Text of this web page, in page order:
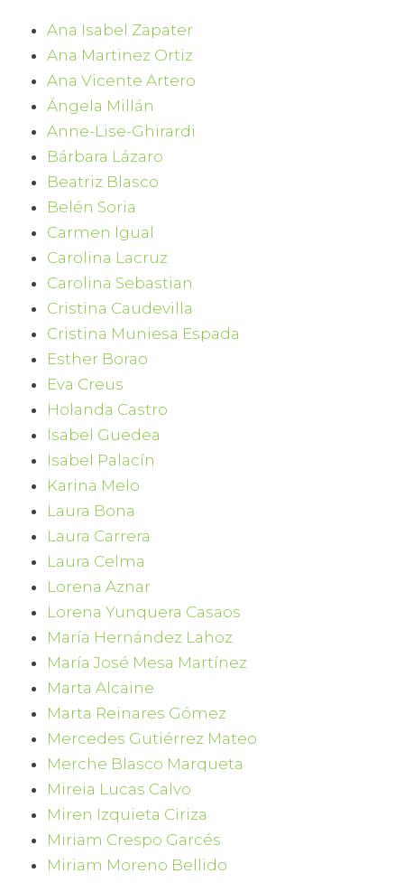
Ana Isabel Zapater
Ana Martinez Ortiz
Ana Vicente Artero
Ángela Millán
Anne-Lise-Ghirardi
Bárbara Lázaro
Beatriz Blasco
Belén Soria
Carmen Igual
Carolina Lacruz
Carolina Sebastian
Cristina Caudevilla
Cristina Muniesa Espada
Esther Borao
Eva Creus
Holanda Castro
Isabel Guedea
Isabel Palacín
Karina Melo
Laura Bona
Laura Carrera
Laura Celma
Lorena Aznar
Lorena Yunquera Casaos
María Hernández Lahoz
María José Mesa Martínez
Marta Alcaine
Marta Reinares Gómez
Mercedes Gutiérrez Mateo
Merche Blasco Marqueta
Mireia Lucas Calvo
Miren Izquieta Ciriza
Miriam Crespo Garcés
Miriam Moreno Bellido